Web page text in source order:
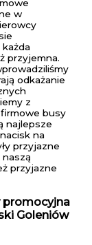
w
przyjemna.
odkażanie
z
busy
najlepsze
na
przyjazne
przyjazne
promocyjna
Goleniów